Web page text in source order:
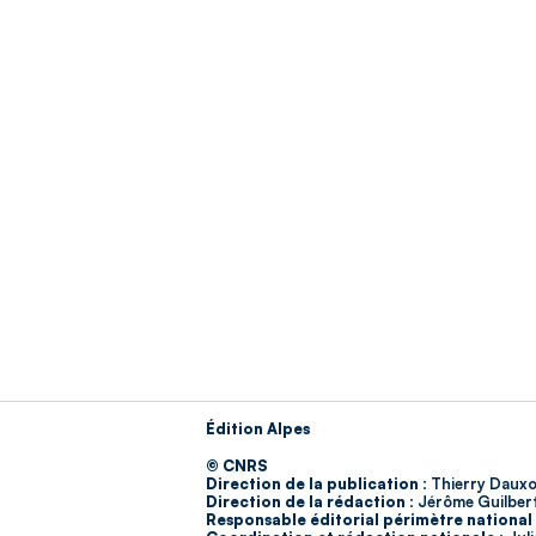
Édition Alpes
© CNRS
Direction de la publication : Thierry
Direction de la rédaction : Jérôme
Responsable éditorial périmètre national